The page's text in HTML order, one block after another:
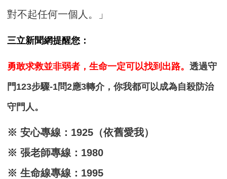
對不起任何一個人。」
三立新聞網提醒您：
勇敢求救並非弱者，生命一定可以找到出路。透過守
門123步驟-1問2應3轉介，你我都可以成為自殺防治
守門人。
※ 安心專線：1925（依舊愛我）
※ 張老師專線：1980
※ 生命線專線：1995